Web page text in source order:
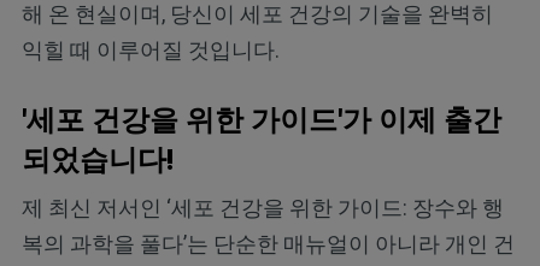
해 온 현실이며, 당신이 세포 건강의 기술을 완벽히
익힐 때 이루어질 것입니다.
'세포 건강을 위한 가이드'가 이제 출간
되었습니다!
제 최신 저서인 ‘세포 건강을 위한 가이드: 장수와 행
복의 과학을 풀다’는 단순한 매뉴얼이 아니라 개인 건